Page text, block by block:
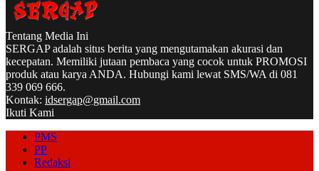
Tentang Media Ini
SERGAP adalah situs berita yang mengutamakan akurasi dan
kecepatan. Memiliki jutaan pembaca yang cocok untuk PROMOSI
produk atau karya ANDA. Hubungi kami lewat SMS/WA di 081
339 069 666.
Kontak: idsergap@gmail.com
Ikuti Kami
PMS
PP
Redaksi